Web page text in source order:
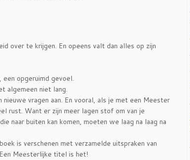
over te krijgen. En opeens valt dan alles op zijn
opgeruimd gevoel.
algemeen niet lang.
vragen aan. En vooral, als je met een Meester
rust. Want er zijn meer lagen stof om van je
naar buiten kan komen, moeten we laag na laag na
is verschenen met verzamelde uitspraken van
Meesterlijke titel is het!